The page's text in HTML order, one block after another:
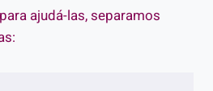
ajudá-las, separamos